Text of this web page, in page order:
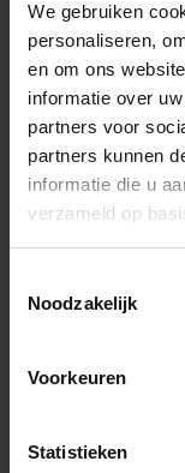
We gebruiken
personaliseren,
en om ons
informatie over
partners voor
partners kunnen
informatie die u
verzameld op
Noodzakelijk
Voorkeuren
Statistieken